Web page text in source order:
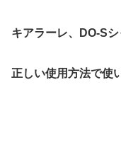
キアラーレ、DO-S
正しい使用方法で使